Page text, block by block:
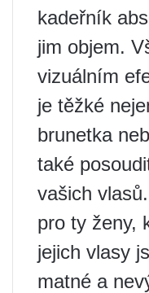
kadeřník
jim objem.
vizuálním
je těžké
brunetka
také
vašich
pro ty ženy,
jejich vlasy
matné a